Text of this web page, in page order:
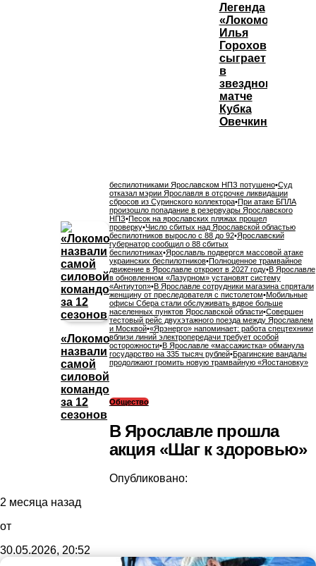
Легенда
«Локомотива»
Илья
Горохов
сыграет
в
звездном
матче
Кубка
Овечкина
«Локомотив»
назвали
самой
силовой
командой
за 12
сезонов
беспилотниками Ярославском НПЗ потушено•Суд
отказал мэрии Ярославля в отсрочке ликвидации
сбросов из Суринского коллектора•При атаке БПЛА
произошло попадание в резервуары Ярославского
НПЗ•Песок на ярославских пляжах прошел
проверку•Число сбитых над Ярославской областью
беспилотников выросло с 88 до 92•Ярославский
губернатор сообщил о 88 сбитых
беспилотниках•Ярославль подвергся массовой атаке
украинских беспилотников•Полноценное трамвайное
движение в Ярославле откроют в 2027 году•В Ярославле
в обновленном «Лазурном» установят систему
«Антиутоп»•В Ярославле сотрудники магазина спрятали
женщину от преследователя с пистолетом•Мобильные
офисы Сбера стали обслуживать вдвое больше
населенных пунктов Ярославской области•Совершен
тестовый рейс двухэтажного поезда между Ярославлем
и Москвой•«Ярэнерго» напоминает: работа спецтехники
вблизи линий электропередачи требует особой
осторожности•В Ярославле «массажистка» обманула
государство на 335 тысяч рублей•Брагинские вандалы
продолжают громить новую трамвайную «Яостановку»
Общество
В Ярославле прошла
акция «Шаг к здоровью»
Опубликовано:
2 месяца назад
от
30.05.2026, 20:52